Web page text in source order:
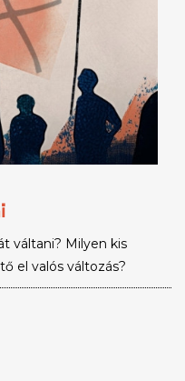
váltani? Milyen kis
el valós változás?